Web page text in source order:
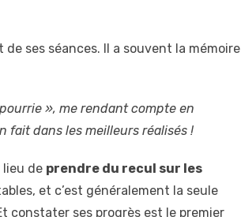
ses séances. Il a souvent la mémoire
», me rendant compte en
fait dans les meilleurs réalisés !
lieu de prendre du recul sur les
et c’est généralement la seule
constater ses progrès est le premier